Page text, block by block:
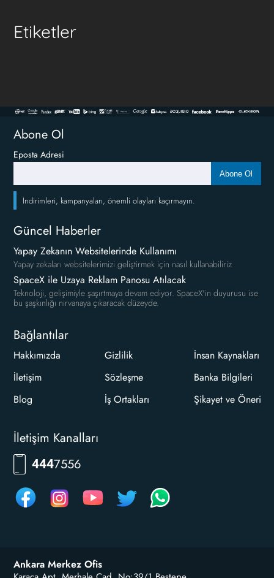
Etiketler
Abone Ol
Eposta Adresi
Abone Ol
İndirimleri, kampanyaları, önemli olayları kaçırmayın.
Güncel Haberler
Yapay Zekanın Websitelerinde Kullanımı
Yapay zekaları websitelerimizi geliştirmek için nasıl kullanabiliriz
SpaceX ile Uzaya Reklam Panosu Atılacak
Teknoloji, gelişimiyle şaşırtmaya devam ediyor. SpaceX'in duyurusu ise
bu şaşkınlığı nirvanaya çıkaracak düzeyde.
Bağlantılar
Hakkımızda
İletişim
Blog
Gizlilik
Sözleşme
İş Ortakları
İnsan Kaynakları
Banka Bilgileri
Şikayet ve Öneri
İletişim Kanalları
4447556
Ankara Merkez Ofis